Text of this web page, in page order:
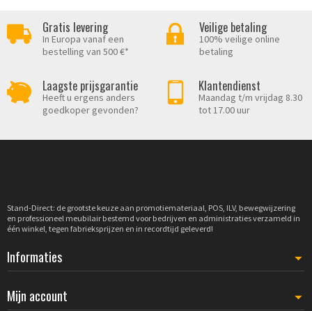
Gratis levering
In Europa vanaf een
bestelling van 500 €*
Veilige betaling
100% veilige online
betaling
Laagste prijsgarantie
Heeft u ergens anders
goedkoper gevonden?
Klantendienst
Maandag t/m vrijdag 8.30
tot 17.00 uur
Stand-Direct: de grootste keuze aan promotiemateriaal, POS, ILV, bewegwijzering
en professioneel meubilair bestemd voor bedrijven en administraties verzameld in
één winkel, tegen fabrieksprijzen en in recordtijd geleverd!
Informaties
Mijn account